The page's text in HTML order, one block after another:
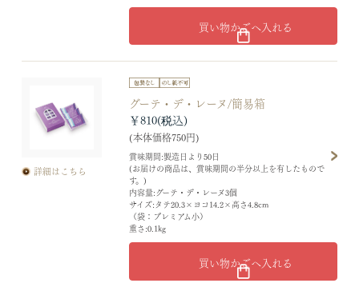
買い物かごへ入れる
詳細はこちら
グーテ・デ・レーヌ/簡易箱
賞味期間:製造日より50日
(お届けの商品は、賞味期間の半分以上を有したもので
す。)
内容量:グーテ・デ・レーヌ3個
サイズ:タテ20.3×ヨコ14.2×高さ4.8cm
（袋：プレミアム小）
重さ:0.1kg
￥810
(本体価格750円)
買い物かごへ入れる